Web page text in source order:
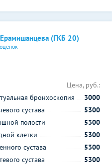
(ГКБ 20)
Цена, руб.:
бронхоскопия
3000
сустава
5300
полости
5300
клетки
5300
сустава
5300
сустава
5300